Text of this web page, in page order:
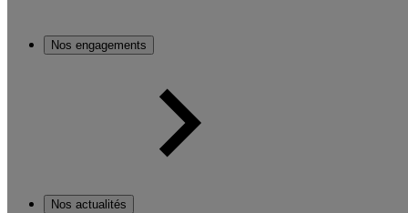
Nos engagements
Nos actualités